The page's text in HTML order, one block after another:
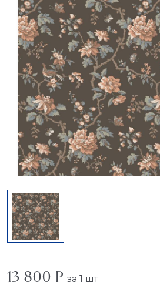
13 800 ₽ за 1 шт